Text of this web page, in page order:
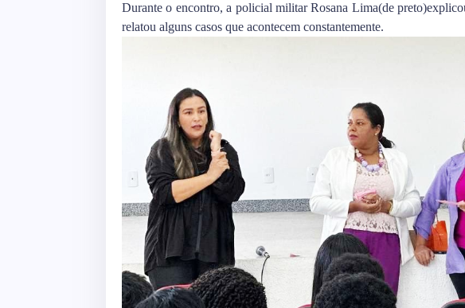
Durante o encontro, a policial militar Rosana Lima(de
relatou alguns casos que acontecem constantemente.